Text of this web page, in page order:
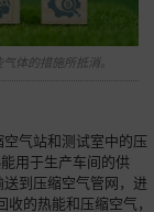
体的措施所抵消。
气站和测试室中的压
用于生产车间的供
到压缩空气管网，进
的热能和压缩空气，